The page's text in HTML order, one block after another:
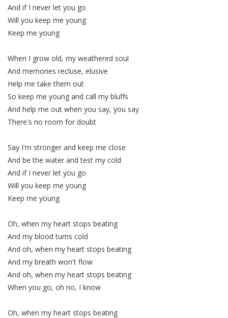
And if I never let you go
Will you keep me young
Keep me young
When I grow old, my weathered soul
And memories recluse, elusive
Help me take them out
So keep me young and call my bluffs
And help me out when you say, you say
There's no room for doubt
Say I'm stronger and keep me close
And be the water and test my cold
And if I never let you go
Will you keep me young
Keep me young
Oh, when my heart stops beating
And my blood turns cold
And oh, when my heart stops beating
And my breath won't flow
And oh, when my heart stops beating
When you go, oh no, I know
Oh, when my heart stops beating